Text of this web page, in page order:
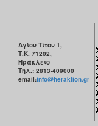
Αγίου Τίτου 1,
Τ.Κ. 71202,
Ηράκλειο
Τηλ.: 2813-409000
email:info@heraklion.gr